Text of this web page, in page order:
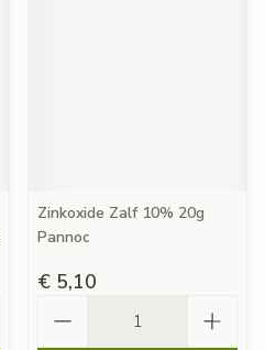
Zinkoxide Zalf 10% 20g
Pannoc
€ 5,10